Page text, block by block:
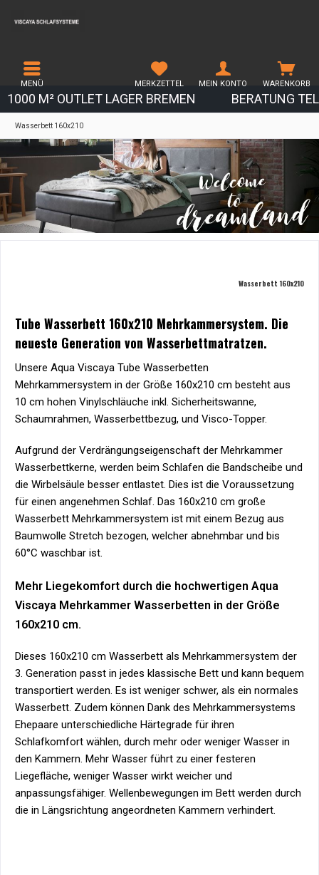
1000 M² OUTLET LAGER BREMEN BERATUNG
MENÜ WARENKORB
MERKZETTEL MEIN KONTO
Wasserbett 160x210
Wasserbett 160x210
Tube Wasserbett 160x210 Mehrkammersystem. Die
neueste Generation von Wasserbettmatratzen.
Unsere Aqua Viscaya Tube Wasserbetten
Mehrkammersystem in der Größe 160x210 cm besteht aus
10 cm hohen Vinylschläuche inkl. Sicherheitswanne,
Schaumrahmen, Wasserbettbezug, und Visco-Topper.
Aufgrund der Verdrängungseigenschaft der Mehrkammer
Wasserbettkerne, werden beim Schlafen die Bandscheibe und
die Wirbelsäule besser entlastet. Dies ist die Voraussetzung
für einen angenehmen Schlaf. Das 160x210 cm große
Wasserbett Mehrkammersystem ist mit einem Bezug aus
Baumwolle Stretch bezogen, welcher abnehmbar und bis
60°C waschbar ist.
Mehr Liegekomfort durch die hochwertigen Aqua
Viscaya Mehrkammer Wasserbetten in der Größe
160x210 cm.
Dieses 160x210 cm Wasserbett als Mehrkammersystem der
3. Generation passt in jedes klassische Bett und kann bequem
transportiert werden. Es ist weniger schwer, als ein normales
Wasserbett. Zudem können Dank des Mehrkammersystems
Ehepaare unterschiedliche Härtegrade für ihren
Schlafkomfort wählen, durch mehr oder weniger Wasser in
den Kammern. Mehr Wasser führt zu einer festeren
Liegefläche, weniger Wasser wirkt weicher und
anpassungsfähiger. Wellenbewegungen im Bett werden durch
die in Längsrichtung angeordneten Kammern verhindert.